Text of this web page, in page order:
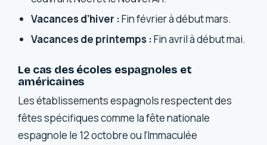
Vacances d’hiver :Fin février à début mars.
Vacances de printemps :Fin avril à début mai.
Le cas des écoles espagnoles et
américaines
Les établissements espagnols respectent des
fêtes spécifiques comme la fête nationale
espagnole le 12 octobre ou l’Immaculée